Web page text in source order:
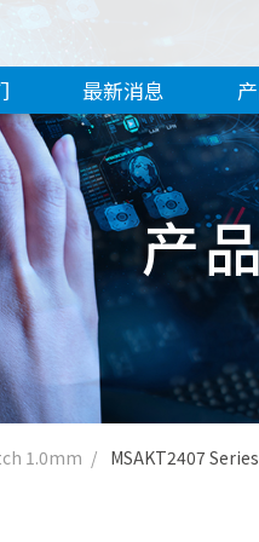
最新消息
产
1.0mm MSAKT2407 Series